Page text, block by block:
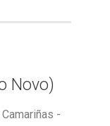
Novo)
-